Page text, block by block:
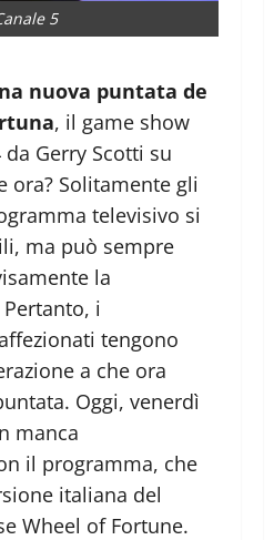
5
nuova puntata de
, il game show
Gerry Scotti su
ora? Solitamente gli
televisivo si
ma può sempre
la
i
tengono
a che ora
Oggi, venerdì
manca
il programma, che
italiana del
Wheel of Fortune.